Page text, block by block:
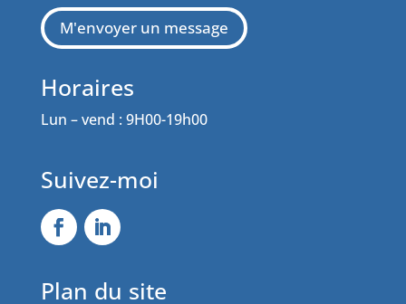
M'envoyer un message
Horaires
Lun – vend : 9H00-19h00
Suivez-moi
Plan du site